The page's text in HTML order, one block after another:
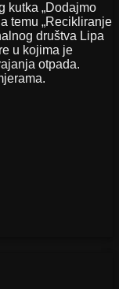
kutka „Dodajmo
temu „Recikliranje
društva Lipa
u kojima je
otpada.